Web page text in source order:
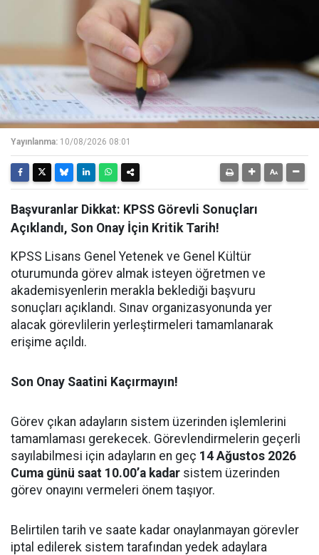
Yayınlanma: 10/08/2026 08:01
Başvuranlar Dikkat: KPSS Görevli Sonuçları
Açıklandı, Son Onay İçin Kritik Tarih!
KPSS Lisans Genel Yetenek ve Genel Kültür
oturumunda görev almak isteyen öğretmen ve
akademisyenlerin merakla beklediği başvuru
sonuçları açıklandı. Sınav organizasyonunda yer
alacak görevlilerin yerleştirmeleri tamamlanarak
erişime açıldı.
Son Onay Saatini Kaçırmayın!
Görev çıkan adayların sistem üzerinden işlemlerini
tamamlaması gerekecek. Görevlendirmelerin geçerli
sayılabilmesi için adayların en geç 14 Ağustos 2026
Cuma günü saat 10.00’a kadar sistem üzerinden
görev onayını vermeleri önem taşıyor.
Belirtilen tarih ve saate kadar onaylanmayan görevler
iptal edilerek sistem tarafından yedek adaylara